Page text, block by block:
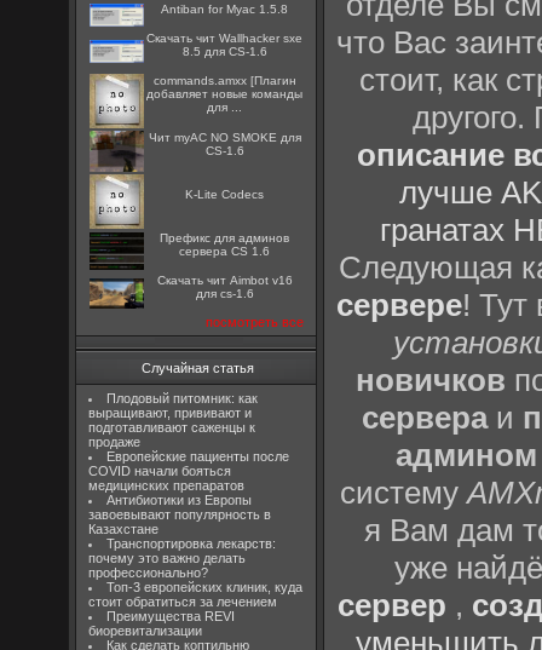
Antiban for Myac 1.5.8
Скачать чит Wallhacker sxe
8.5 для CS-1.6
commands.amxx [Плагин
добавляет новые команды
для ...
Чит myAC NO SMOKE для
CS-1.6
K-Lite Codecs
Префикс для админов
сервера CS 1.6
Скачать чит Aimbot v16
для cs-1.6
посмотреть все
Случайная статья
Плодовый питомник: как
выращивают, прививают и
подготавливают саженцы к
продаже
Европейские пациенты после
COVID начали бояться
медицинских препаратов
Антибиотики из Европы
завоевывают популярность в
Казахстане
Транспортировка лекарств:
почему это важно делать
профессионально?
Топ-3 европейских клиник, куда
стоит обратиться за лечением
Преимущества REVI
биоревитализации
Как сделать коптильню
что Вас
стоит, как
описание
лучше
гранатах
Следующая
сервере! Тут
новичков
сервераи
админом
систему
я Вам дам
уже
сервер ,